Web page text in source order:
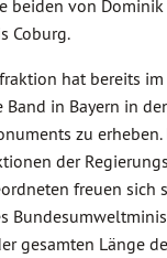
beiden von Dominik
Coburg.
hat bereits
Band in Bayern in
zu
der
freuen sich
gesamten Länge